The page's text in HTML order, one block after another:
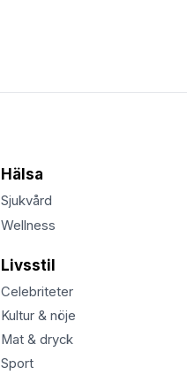
Hälsa
Sjukvård
Wellness
Livsstil
Celebriteter
Kultur & nöje
Mat & dryck
Sport